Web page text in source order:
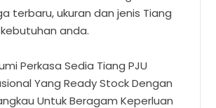
terbaru, ukuran dan jenis Tiang
anda.
Perkasa Sedia Tiang PJU
Yang Ready Stock Dengan
Untuk Beragam Keperluan